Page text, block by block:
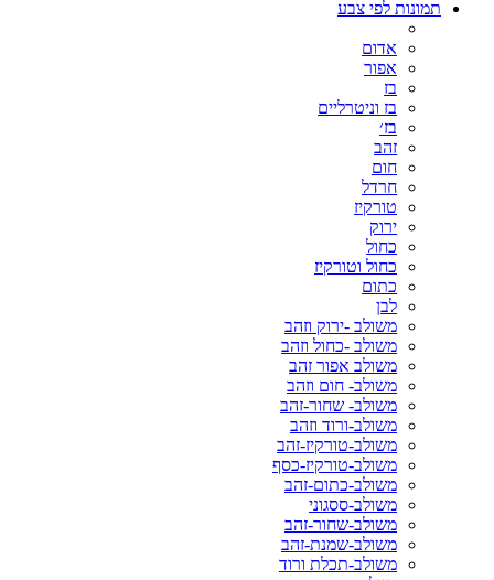
תמונות לפי צבע
אדום
אפור
בז
בז וניטרליים
בז׳
זהב
חום
חרדל
טורקיז
ירוק
כחול
כחול וטורקיז
כתום
לבן
משולב -ירוק וזהב
משולב -כחול וזהב
משולב אפור זהב
משולב- חום וזהב
משולב- שחור-זהב
משולב-ורוד וזהב
משולב-טורקיז-זהב
משולב-טורקיז-כסף
משולב-כתום-זהב
משולב-ססגוני
משולב-שחור-זהב
משולב-שמנת-זהב
משולב-תכלת ורוד